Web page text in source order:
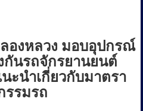
องหลวง มอบอุปกรณ์
กันรถจักรยานยนต์
ะนำเกี่ยวกับมาตรา
รรมรถ